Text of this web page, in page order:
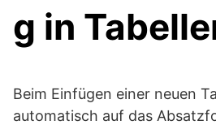
g in
Beim Einfügen einer neuen
automatisch auf das